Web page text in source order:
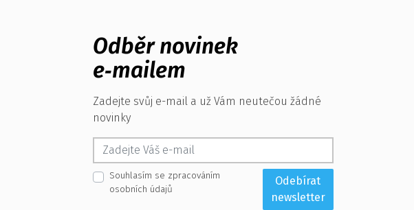
Odběr novinek
e‑mailem
Zadejte svůj e-mail a už Vám neutečou žádné
novinky
Souhlasím se zpracováním
osobních údajů
Odebírat
newsletter